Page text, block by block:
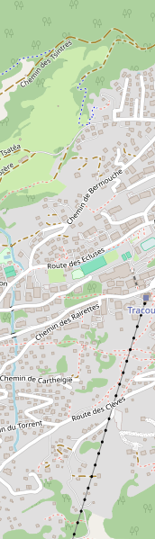
7/7:
Sa-
7/7:
7/7 in der